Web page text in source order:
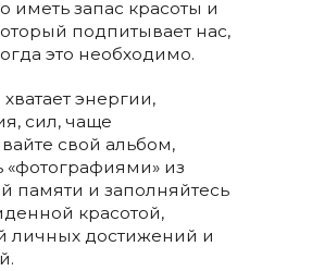
иметь запас красоты и
подпитывает нас,
это необходимо.
энергии,
сил, чаще
свой альбом,
«фотографиями» из
памяти и заполняйтесь
красотой,
личных достижений и